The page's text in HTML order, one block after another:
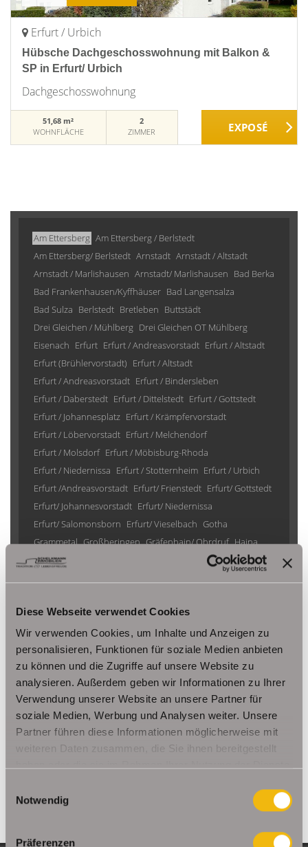
Diese Webseite verwendet Cookies
Wir verwenden Cookies, um Inhalte und Anzeigen zu
personalisieren, Funktionen für soziale Medien anbieten
zu können und die Zugriffe auf unsere Website zu
analysieren. Außerdem geben wir Informationen zu Ihrer
Verwendung unserer Website an unsere Partner für
soziale Medien, Werbung und Analysen weiter. Unsere
Partner führen diese Informationen möglicherweise mit
weiteren Daten zusammen, die Sie ihnen bereitgestellt
Notwendig
Präferenzen
Erfurt / Urbich
Hübsche Dachgeschosswohnung mit Balkon &
SP in Erfurt/ Urbich
Dachgeschosswohnung
51,68 m²
WOHNFLÄCHE
2
ZIMMER
Am Ettersberg Am Ettersberg / Berlstedt
Am Ettersberg/ Berlstedt Arnstadt Arnstadt / Altstadt
Arnstadt / Marlishausen Arnstadt/ Marlishausen Bad Berka
Bad Frankenhausen/Kyffhäuser Bad Langensalza
Bad Sulza Berlstedt Bretleben Buttstädt
Drei Gleichen / Mühlberg Drei Gleichen OT Mühlberg
Eisenach Erfurt Erfurt / Andreasvorstadt Erfurt / Altstadt
Erfurt (Brühlervorstadt) Erfurt / Altstadt
Erfurt / Andreasvorstadt Erfurt / Bindersleben
Erfurt / Daberstedt Erfurt / Dittelstedt Erfurt / Gottstedt
Erfurt / Johannesplatz Erfurt / Krämpfervorstadt
Erfurt / Löbervorstadt Erfurt / Melchendorf
Erfurt / Molsdorf Erfurt / Möbisburg-Rhoda
Erfurt / Niedernissa Erfurt / Stotternheim Erfurt / Urbich
Erfurt /Andreasvorstadt Erfurt/ Frienstedt Erfurt/ Gottstedt
Erfurt/ Johannesvorstadt Erfurt/ Niedernissa
Erfurt/ Salomonsborn Erfurt/ Vieselbach Gotha
Grammetal Großheringen Gräfenhain/ Ohrdruf Haina
Herbsleben
Ohrdruf Riethnordhausen Ruhla
Saalfeld/Saale / Remschütz Steinbach-Hallenberg/ Viernau
Tonna / Gräfentonna Udestedt
Unstrut- Hainich /Großengottern
Weimar / Legefeld
Immo Am Ettersberg Haus Am Ettersberg Häuser Am Ettersberg
kaufen Am Ettersberg Immobilie Am Ettersberg Immobilien Am
Ettersberg
Hauskauf Am Ettersberg
Immobilienkauf Am